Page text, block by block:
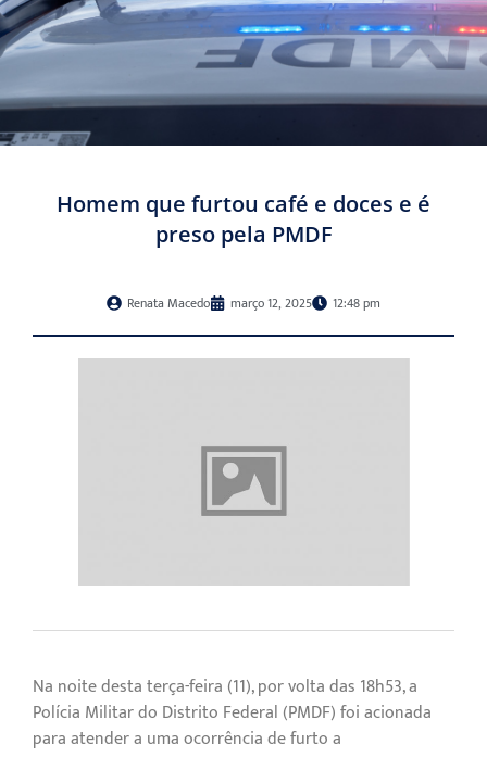
Homem que furtou café e doces e é
preso pela PMDF
Renata Macedo março 12, 2025 12:48 pm
Na noite desta terça-feira (11), por volta das 18h53, a
Polícia Militar do Distrito Federal (PMDF) foi acionada
para atender a uma ocorrência de furto a